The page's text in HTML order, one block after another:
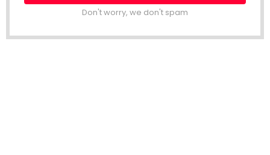
Don't worry, we don't spam